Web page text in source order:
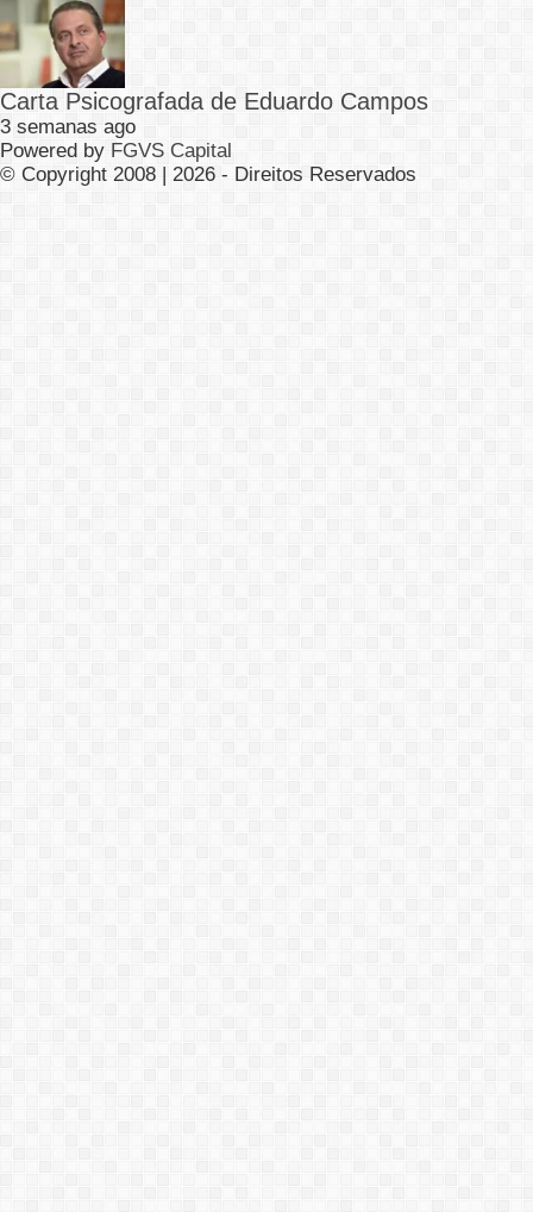
Carta Psicografada de Eduardo Campos
3 semanas ago
Powered by FGVS Capital
© Copyright 2008 | 2026 - Direitos Reservados